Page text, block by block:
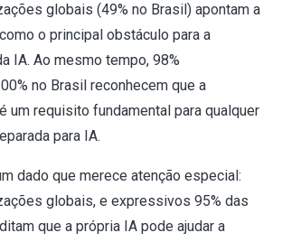
globais (49% no Brasil) apontam a
o principal obstáculo para a
IA. Ao mesmo tempo, 98%
no Brasil reconhecem que a
um requisito fundamental para qualquer
para IA.
dado que merece atenção especial:
globais, e expressivos 95% das
que a própria IA pode ajudar a